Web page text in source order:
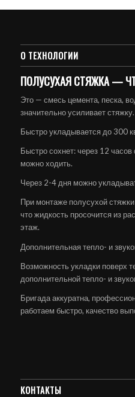
О ТЕХНОЛОГИИ
ПОЛУСУХАЯ СТЯЖКА —
Это — смесь цемента, песка,
значительно усиливает стяжку.
Быстро укладывается до 300
Быстро сохнет: через 12
можно ходить.
Через 2-4 дня можно
При монтаже полусухой
что жидкость просочится из
этаж.
Дополнительная тепло- и
Возможность укладки поверх
дополнительной тепло- и
Бригада аккуратна,
работаем быстро, качество
КОНТАКТЫ